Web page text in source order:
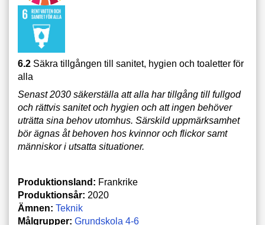
6.2 Säkra tillgången till sanitet, hygien och toaletter för
alla
Senast 2030 säkerställa att alla har tillgång till fullgod
och rättvis sanitet och hygien och att ingen behöver
uträtta sina behov utomhus. Särskild uppmärksamhet
bör ägnas åt behoven hos kvinnor och flickor samt
människor i utsatta situationer.
Produktionsland: Frankrike
Produktionsår: 2020
Ämnen: Teknik
Målgrupper: Grundskola 4-6